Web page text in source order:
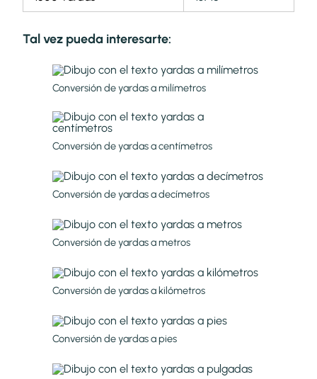
Tal vez pueda interesarte:
Conversión de yardas a milímetros
Conversión de yardas a centímetros
Conversión de yardas a decímetros
Conversión de yardas a metros
Conversión de yardas a kilómetros
Conversión de yardas a pies